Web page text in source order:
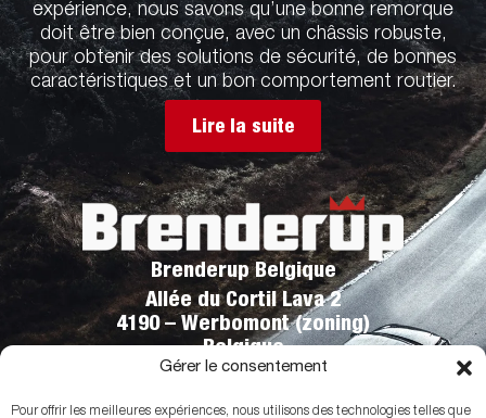
Gérer le consentement
Pour offrir les meilleures expériences, nous utilisons des technologies telles que
expérience, nous savons qu’une bonne remorque
doit être bien conçue, avec un châssis robuste,
pour obtenir des solutions de sécurité, de bonnes
caractéristiques et un bon comportement routier.
Lire la suite
Brenderup Belgique
Allée du Cortil Lava 2
4190 – Werbomont (zoning)
Belgique
info@brenderuptrailer.be